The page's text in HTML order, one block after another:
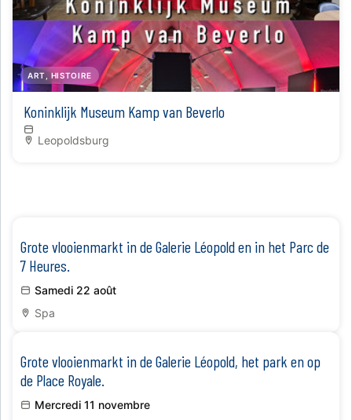
ART, HISTOIRE
Koninklijk Museum Kamp van Beverlo
Leopoldsburg
Grote vlooienmarkt in de Galerie Léopold en in het Parc de
7 Heures.
Samedi 22 août
Spa
Grote vlooienmarkt in de Galerie Léopold, het park en op
de Place Royale.
Mercredi 11 novembre